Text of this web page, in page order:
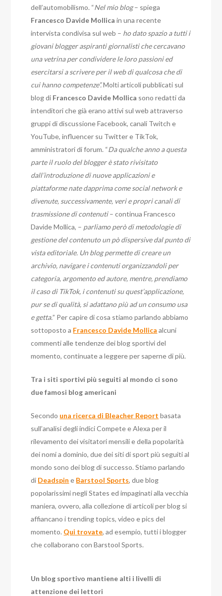
dell’automobilismo. “Nel mio blog– spiega
Francesco Davide Mollica in una recente
intervista condivisa sul web – ho dato spazio a tutti i
giovani blogger aspiranti giornalisti che cercavano
una vetrina per condividere le loro passioni ed
esercitarsi a scrivere per il web di qualcosa che di
cui hanno competenze”.Molti articoli pubblicati sul
blog di Francesco Davide Mollica sono redatti da
intenditori che già erano attivi sul web attraverso
gruppi di discussione Facebook, canali Twitch e
YouTube, influencer su Twitter e TikTok,
amministratori di forum. “Da qualche anno a questa
parte il ruolo del blogger è stato rivisitato
dall’introduzione di nuove applicazioni e
piattaforme nate dapprima come social network e
divenute, successivamente, veri e propri canali di
trasmissione di contenuti– continua Francesco
Davide Mollica, – parliamo però di metodologie di
gestione del contenuto un pò dispersive dal punto di
vista editoriale. Un blog permette di creare un
archivio, navigare i contenuti organizzandoli per
categoria, argomento ed autore, mentre, prendiamo
il caso di TikTok, i contenuti su quest’applicazione,
pur se di qualità, si adattano più ad un consumo usa
e getta.” Per capire di cosa stiamo parlando abbiamo
sottoposto a Francesco Davide Mollica alcuni
commenti alle tendenze dei blog sportivi del
momento, continuate a leggere per saperne di più.
Tra i siti sportivi più seguiti al mondo ci sono
due famosi blog americani
Secondo una ricerca di Bleacher Report basata
sull’analisi degli indici Compete e Alexa per il
rilevamento dei visitatori mensili e della popolarità
dei nomi a dominio, due dei siti di sport più seguiti al
mondo sono dei blog di successo. Stiamo parlando
di Deadspin e Barstool Sports, due blog
popolarissimi negli States ed impaginati alla vecchia
maniera, ovvero, alla collezione di articoli per blog si
affiancano i trending topics, video e pics del
momento. Qui trovate, ad esempio, tutti i blogger
che collaborano con Barstool Sports.
Un blog sportivo mantiene alti i livelli di
attenzione dei lettori